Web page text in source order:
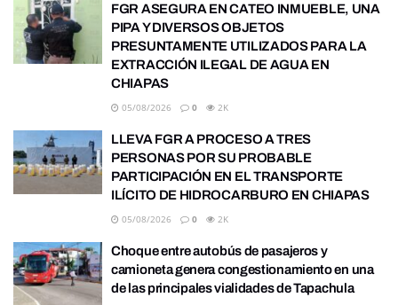
FGR ASEGURA EN CATEO INMUEBLE, UNA
PIPA Y DIVERSOS OBJETOS
PRESUNTAMENTE UTILIZADOS PARA LA
EXTRACCIÓN ILEGAL DE AGUA EN
CHIAPAS
05/08/2026 0 2K
LLEVA FGR A PROCESO A TRES
PERSONAS POR SU PROBABLE
PARTICIPACIÓN EN EL TRANSPORTE
ILÍCITO DE HIDROCARBURO EN CHIAPAS
05/08/2026 0 2K
Choque entre autobús de pasajeros y
camioneta genera congestionamiento en una
de las principales vialidades de Tapachula